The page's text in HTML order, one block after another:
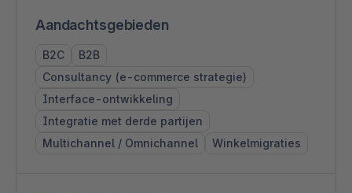
Aandachtsgebieden
B2C
B2B
Consultancy (e-commerce strategie)
Interface-ontwikkeling
Integratie met derde partijen
Multichannel / Omnichannel
Winkelmigraties